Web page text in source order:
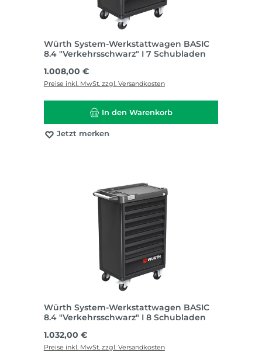
Würth System-Werkstattwagen BASIC
8.4 "Verkehrsschwarz" I 7 Schubladen
Regulärer Preis:
1.008,00 €
Preise inkl. MwSt. zzgl. Versandkosten
In den Warenkorb
Jetzt merken
Würth System-Werkstattwagen BASIC
8.4 "Verkehrsschwarz" I 8 Schubladen
Regulärer Preis:
1.032,00 €
Preise inkl. MwSt. zzgl. Versandkosten